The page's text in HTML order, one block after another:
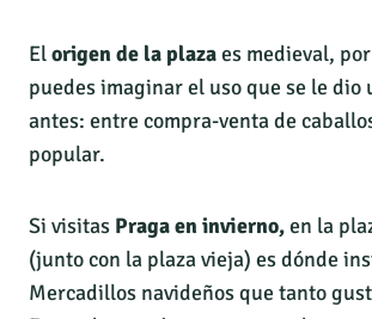
Elorigen de la plazaes medieval,
puedes imaginar el uso que se le dio
antes: entre compra-venta de
popular.
Si visitas Praga en invierno,en la
(junto con la plaza vieja) es dónde
Mercadillos navideños que tanto